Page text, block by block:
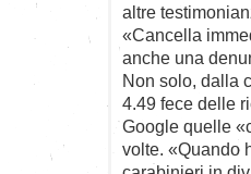
altre
«Cancella
anche una
Non solo, dalla
4.49 fece delle
Google quelle
volte. «Quando